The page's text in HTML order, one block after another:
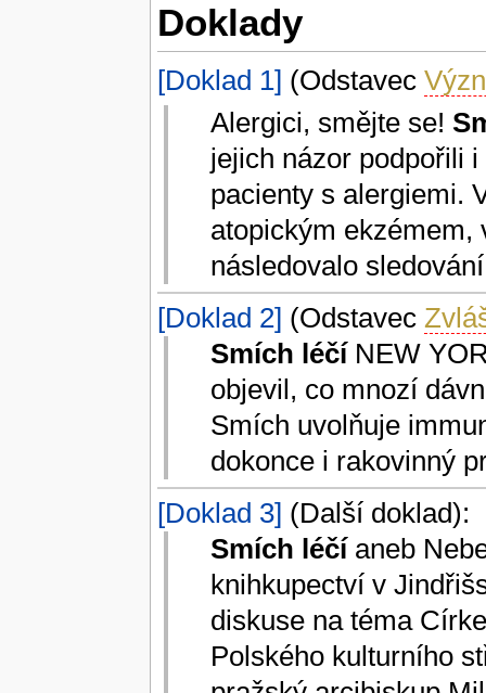
Doklady
[Doklad 1] (Odstavec
Alergici, smějte se!
jejich názor podpořili
pacienty s alergiemi.
atopickým ekzémem,
následovalo
[Doklad 2] (Odstavec
Smích léčíNEW
objevil, co mnozí
Smích uvolňuje
dokonce i rakovinný
[Doklad 3] (Další doklad):
Smích léčíaneb
knihkupectví v
diskuse na téma
Polského kulturního